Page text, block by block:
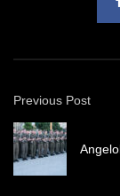
Previous Post